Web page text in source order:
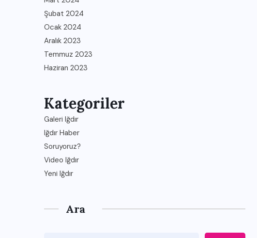
Şubat 2024
Ocak 2024
Aralık 2023
Temmuz 2023
Haziran 2023
Kategoriler
Galeri Iğdır
Iğdır Haber
Soruyoruz?
Video Iğdır
Yeni Iğdır
Ara